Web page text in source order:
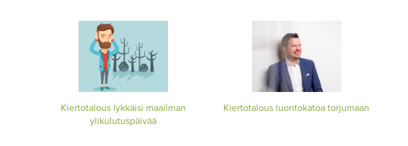
Kiertotalous lykkäisi maailman
ylikulutuspäivää
Kiertotalous luontokatoa torjumaan